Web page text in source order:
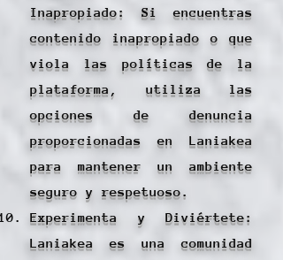
Inapropiado: Si encuentras
contenido inapropiado o que
viola las políticas de la
plataforma, utiliza las
opciones de denuncia
proporcionadas en Laniakea
para mantener un ambiente
seguro y respetuoso.
Experimenta y Diviértete:
Laniakea es una comunidad